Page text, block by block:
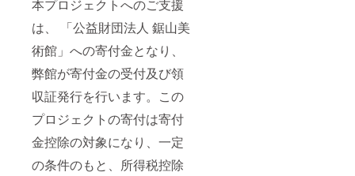
本プロジェクトへのご支援
は、 「公益財団法人 鋸山美
術館」への寄付金となり、
弊館が寄付金の受付及び領
収証発行を行います。この
プロジェクトの寄付は寄付
金控除の対象になり、一定
の条件のもと、所得税控除